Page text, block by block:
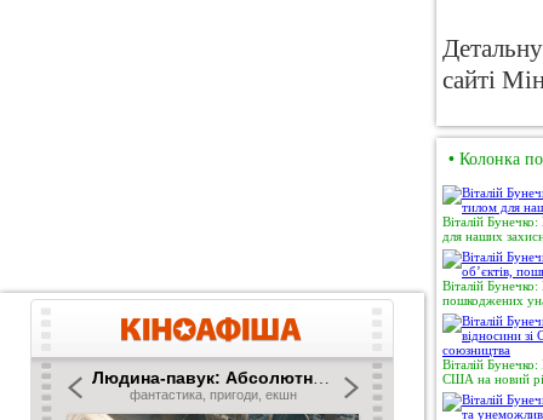
сайті
• Колонка
Віталій
для наших
Віталій
пошкоджених
Віталій
США на новий